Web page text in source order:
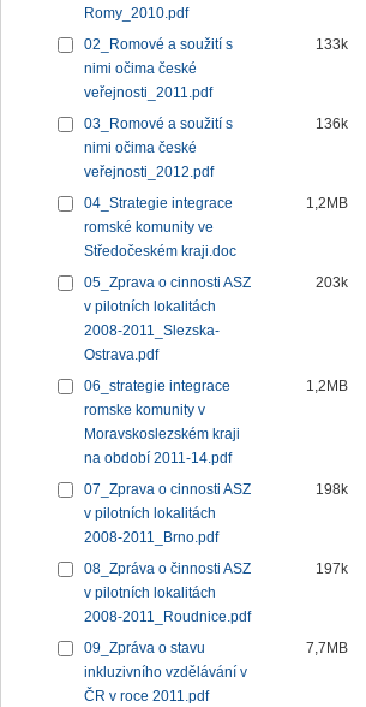
Romy_2010.pdf
02_Romové a soužití s
nimi očima české
veřejnosti_2011.pdf
133k
03_Romové a soužití s
nimi očima české
veřejnosti_2012.pdf
136k
04_Strategie integrace
romské komunity ve
Středočeském kraji.doc
1,2MB
05_Zprava o cinnosti ASZ
v pilotních lokalitách
2008-2011_Slezska-
Ostrava.pdf
203k
06_strategie integrace
romske komunity v
Moravskoslezském kraji
na období 2011-14.pdf
1,2MB
07_Zprava o cinnosti ASZ
v pilotních lokalitách
2008-2011_Brno.pdf
198k
08_Zpráva o činnosti ASZ
v pilotních lokalitách
2008-2011_Roudnice.pdf
197k
09_Zpráva o stavu
inkluzivního vzdělávání v
ČR v roce 2011.pdf
7,7MB